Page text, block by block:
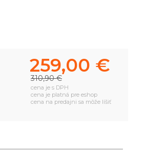
259,00 €
310,90 €
cena je s DPH
cena je platná pre eshop
cena na predajni sa môže líšiť